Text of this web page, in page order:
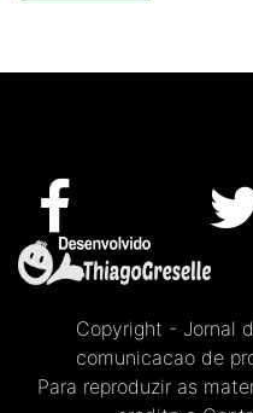
Copyright - Jornal
comunicacao de
Para reproduzir as